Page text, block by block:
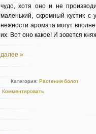
чудо, хотя оно и не
маленький, скромный кустик
нежности аромата могут
их. Вот оно какое! И зовется
далее »
Категория: Растения болот
Комментировать